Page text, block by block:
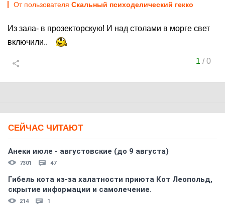
От пользователя Скальный психоделический гекко
Из зала- в прозекторскую! И над столами в морге свет
включили..
1 /0
СЕЙЧАС ЧИТАЮТ
Анеки июле - августовские (до 9 августа)
7301 47
Гибель кота из-за халатности приюта Кот Леопольд,
скрытиe информации и самолечение.
214 1